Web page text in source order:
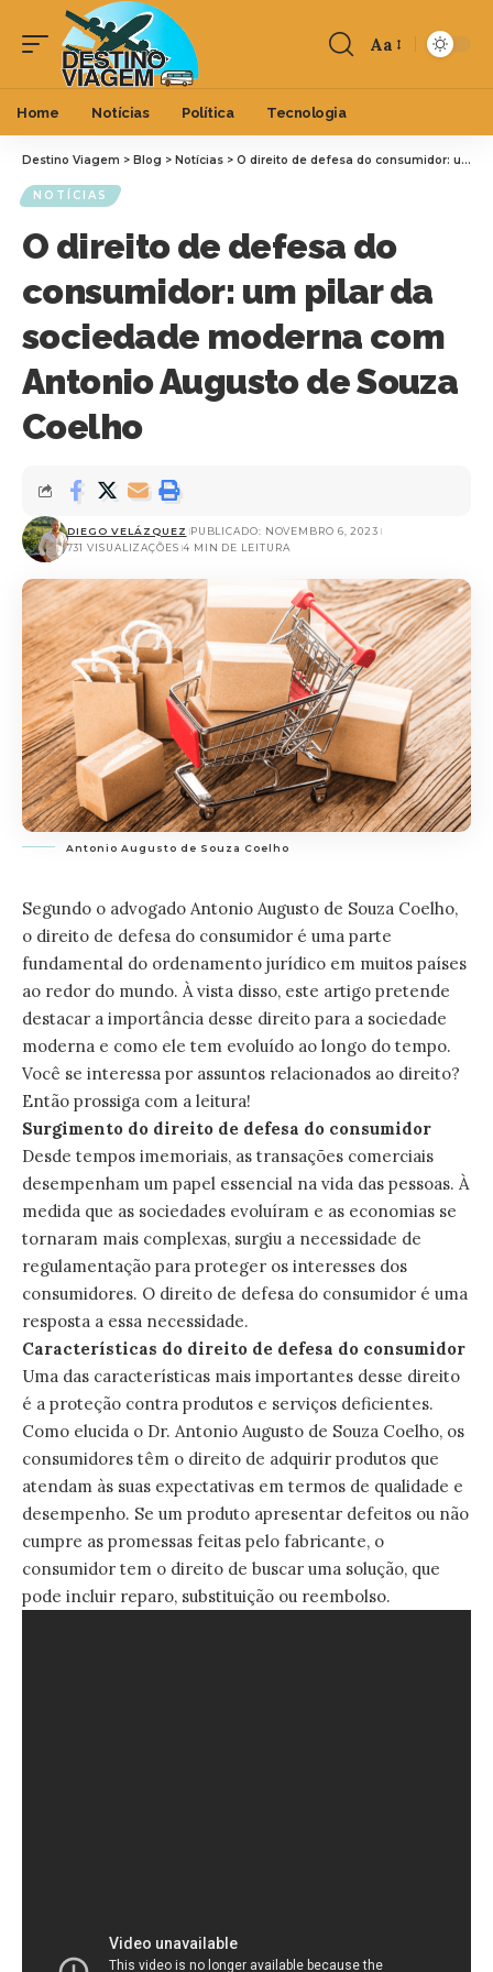
Aa
Home Notícias Política Tecnologia
Destino Viagem > Blog > Notícias > O direito de defesa do consumidor: um pilar da sociedade moderna com Antonio Augusto de Souza Coelho
NOTÍCIAS
O direito de defesa do
consumidor: um pilar da
sociedade moderna com
Antonio Augusto de Souza
Coelho
DIEGO VELÁZQUEZ PUBLICADO: NOVEMBRO 6, 2023
731 VISUALIZAÇÕES 4 MIN DE LEITURA
Antonio Augusto de Souza Coelho
Segundo o advogado Antonio Augusto de Souza Coelho,
o direito de defesa do consumidor é uma parte
fundamental do ordenamento jurídico em muitos países
ao redor do mundo. À vista disso, este artigo pretende
destacar a importância desse direito para a sociedade
moderna e como ele tem evoluído ao longo do tempo.
Você se interessa por assuntos relacionados ao direito?
Então prossiga com a leitura!
Surgimento do direito de defesa do consumidor
Desde tempos imemoriais, as transações comerciais
desempenham um papel essencial na vida das pessoas. À
medida que as sociedades evoluíram e as economias se
tornaram mais complexas, surgiu a necessidade de
regulamentação para proteger os interesses dos
consumidores. O direito de defesa do consumidor é uma
resposta a essa necessidade.
Características do direito de defesa do consumidor
Uma das características mais importantes desse direito
é a proteção contra produtos e serviços deficientes.
Como elucida o Dr. Antonio Augusto de Souza Coelho, os
consumidores têm o direito de adquirir produtos que
atendam às suas expectativas em termos de qualidade e
desempenho. Se um produto apresentar defeitos ou não
cumpre as promessas feitas pelo fabricante, o
consumidor tem o direito de buscar uma solução, que
pode incluir reparo, substituição ou reembolso.